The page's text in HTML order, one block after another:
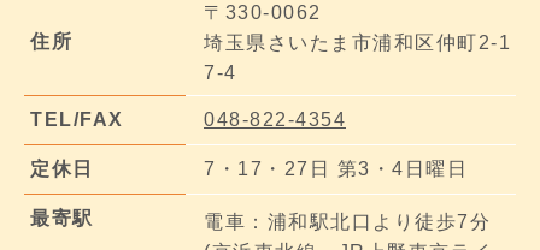
住所
〒330-0062
埼玉県さいたま市浦和区仲町2-1
7-4
TEL/FAX 048-822-4354
定休日 7・17・27日 第3・4日曜日
最寄駅
電車：浦和駅北口より徒歩7分